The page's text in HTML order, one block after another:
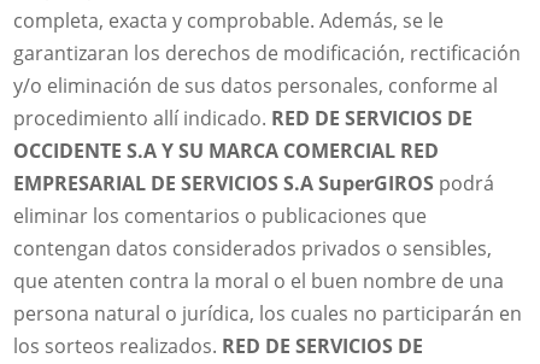
completa, exacta y comprobable. Además, se le
garantizaran los derechos de modificación, rectificación
y/o eliminación de sus datos personales, conforme al
procedimiento allí indicado. RED DE SERVICIOS DE
OCCIDENTE S.A Y SU MARCA COMERCIAL RED
EMPRESARIAL DE SERVICIOS S.A SuperGIROS podrá
eliminar los comentarios o publicaciones que
contengan datos considerados privados o sensibles,
que atenten contra la moral o el buen nombre de una
persona natural o jurídica, los cuales no participarán en
los sorteos realizados. RED DE SERVICIOS DE